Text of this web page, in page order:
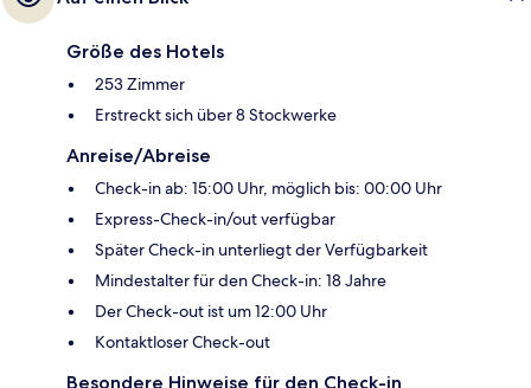
Größe des Hotels
253 Zimmer
Erstreckt sich über 8 Stockwerke
Anreise/Abreise
Check-in ab: 15:00 Uhr, möglich bis: 00:00 Uhr
Express-Check-in/out verfügbar
Später Check-in unterliegt der Verfügbarkeit
Mindestalter für den Check-in: 18 Jahre
Der Check-out ist um 12:00 Uhr
Kontaktloser Check-out
Besondere Hinweise für den Check-in